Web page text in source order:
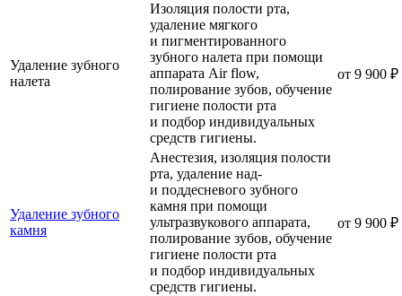
Удаление зубного
налета
Изоляция полости рта,
удаление мягкого
и пигментированного
зубного налета при помощи
аппарата Air flow,
полирование зубов, обучение
гигиене полости рта
и подбор индивидуальных
средств гигиены.
от 9 900 ₽
Удаление зубного
камня
Анестезия, изоляция полости
рта, удаление над-
и поддесневого зубного
камня при помощи
ультразвукового аппарата,
полирование зубов, обучение
гигиене полости рта
и подбор индивидуальных
средств гигиены.
от 9 900 ₽